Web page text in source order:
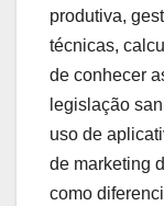
produtiva,
técnicas,
de conhecer
legislação
uso de
de marketing
como